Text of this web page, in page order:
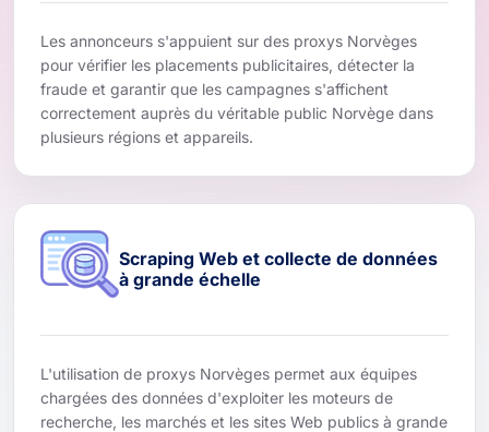
Les annonceurs s'appuient sur des proxys Norvèges
pour vérifier les placements publicitaires, détecter la
fraude et garantir que les campagnes s'affichent
correctement auprès du véritable public Norvège dans
plusieurs régions et appareils.
Scraping Web et collecte de données
à grande échelle
L'utilisation de proxys Norvèges permet aux équipes
chargées des données d'exploiter les moteurs de
recherche, les marchés et les sites Web publics à grande